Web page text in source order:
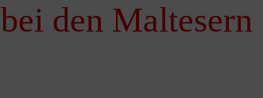
den Maltesern